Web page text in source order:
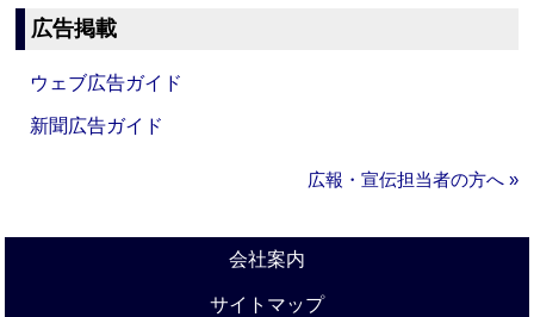
広告掲載
ウェブ広告ガイド
新聞広告ガイド
広報・宣伝担当者の方へ »
会社案内
サイトマップ